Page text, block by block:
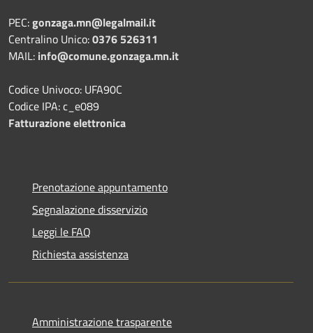
PEC:gonzaga.mn@legalmail.it
Centralino Unico:0376 526311
MAIL: info@comune.gonzaga.mn.it
Codice Univoco: UFA90C
Codice IPA: c_e089
Fatturazione elettronica
Prenotazione appuntamento
Segnalazione disservizio
Leggi le FAQ
Richiesta assistenza
Amministrazione trasparente